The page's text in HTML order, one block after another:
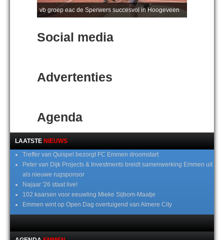
vb groep eac de Sperwers succesvol in Hoogeveen
Social media
Advertenties
Agenda
LAATSTE NIEUWS
Treffer van Quispel bezorgt FC Emmen droomstart
Peter van Dijk Projects & Investments breidt samenwerking Emmen uit
als nieuwe rugsponsor
Najaar '26 staat live!
102 kaarsen voor eeuwling Mieke Sijbom-Maatje
Emmen wint op Open Dag overtuigend van Almere City